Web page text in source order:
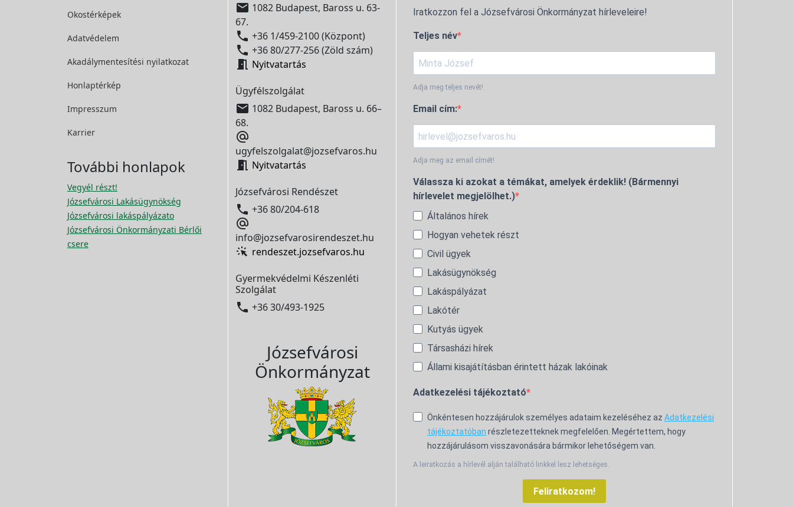
Okostérképek
Adatvédelem
Akadálymentesítési nyilatkozat
Honlaptérkép
Impresszum
Karrier
További honlapok
Vegyél részt!
Józsefvárosi Lakásügynökség
Józsefvárosi lakáspályázato
Józsefvárosi Önkormányzati Bérlői
csere
 1082 Budapest, Baross u. 63-
67.
 +36 1/459-2100 (Központ)
 +36 80/277-256 (Zöld szám)
 Nyitvatartás
Ügyfélszolgálat
 1082 Budapest, Baross u. 66–
68.

ugyfelszolgalat@jozsefvaros.hu
 Nyitvatartás
Józsefvárosi Rendészet
 +36 80/204-618

info@jozsefvarosirendeszet.hu
rendeszet.jozsefvaros.hu
Gyermekvédelmi Készenléti
Szolgálat
 +36 30/493-1925
Józsefvárosi
Önkormányzat
Iratkozzon fel a Józsefvárosi Önkormányzat hírleveleire!
Teljes név
Adja meg teljes nevét!
Email cím:
Adja meg az email címét!
Válassza ki azokat a témákat, amelyek érdeklik! (Bármennyi
hírlevelet megjelölhet.)
Általános hírek
Hogyan vehetek részt
Civil ügyek
Lakásügynökség
Lakáspályázat
Lakótér
Kutyás ügyek
Társasházi hírek
Állami kisajátításban érintett házak lakóinak
Adatkezelési tájékoztató
Önkéntesen hozzájárulok személyes adataim kezeléséhez az Adatkezelési
tájékoztatóban részletezetteknek megfelelően. Megértettem, hogy
hozzájárulásom visszavonására bármikor lehetőségem van.
A leiratkozás a hírlevél alján található linkkel lesz lehetséges.
Feliratkozom!